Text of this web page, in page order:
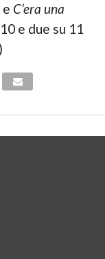
C’era una
e due su 11